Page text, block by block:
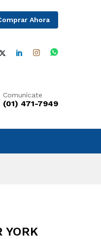
Ahora
Comunícate
(01) 471-7949
YORK